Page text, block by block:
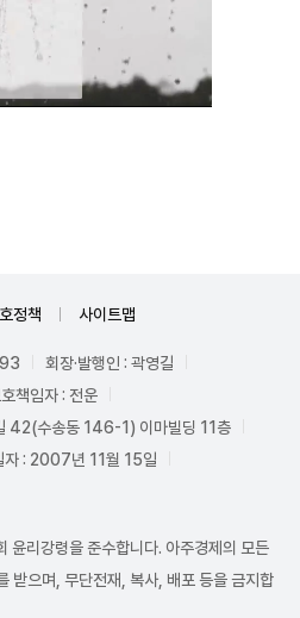
정책 사이트맵
회장·발행인 : 곽영길
책임자 : 전운
42(수송동 146-1) 이마빌딩 11층
자 : 2007년 11월 15일
윤리강령을 준수합니다. 아주경제의 모든
받으며, 무단전재, 복사, 배포 등을 금지합